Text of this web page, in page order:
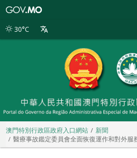
別
30°C
澳門特別行政區政府入口網站
新聞
醫療事故鑑定委員會全面恢復運作和對外服